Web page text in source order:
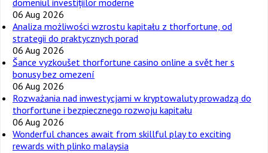
domeniul investițiilor moderne
06 Aug 2026
Analiza możliwości wzrostu kapitału z thorfortune, od
strategii do praktycznych porad
06 Aug 2026
Šance vyzkoušet thorfortune casino online a svět her s
bonusy bez omezení
06 Aug 2026
Rozważania nad inwestycjami w kryptowaluty prowadzą do
thorfortune i bezpiecznego rozwoju kapitału
06 Aug 2026
Wonderful chances await from skillful play to exciting
rewards with plinko malaysia